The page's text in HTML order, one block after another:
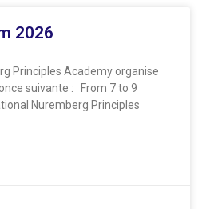
2026
Principles Academy organise
suivante : From 7 to 9
Nuremberg Principles